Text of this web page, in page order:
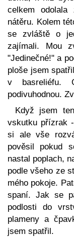
celkem odolala
nátěru. Kolem
se zvláště o
zajímali. Mou
"Jedinečné!" a
ploše jsem
v basreliéfu.
podivuhodnou.
Když jsem
vskutku přízrak
si ale vše
pověsil pokud
nastal poplach,
podle všeho ze
mého pokoje.
spaní. Jak se
podlosti do
plameny a
jsem spatřil.